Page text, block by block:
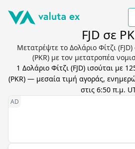
FJD σε
Μετατρέψτε το Δολάριο Φίτζι
(PKR) με τον μετατροπέα
1 Δολάριο Φίτζι (FJD) ισούται με
(PKR) — μεσαία τιμή αγοράς,
στις 6:50 π.μ.